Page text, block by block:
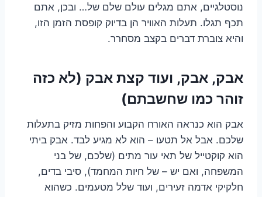
נוסטלגיים, אתם מגלים עולם שלם של… ובכן, אתם
תכף תגלו. תעלות האוויר הן בדיוק קופסת הזמן הזו,
והיא צוברת דברים בקצב מסחרר.
אבק, אבק, ועוד קצת אבק (לא כזה
זוהר כמו שחשבתם)
אבק הוא כנראה האורח הקבוע והפחות מזיק בתעלות
שלכם. אבל אל תטעו – הוא לא מגיע לבד. אבק ביתי
הוא קוקטייל של תאי עור מתים (שלכם, של בני
המשפחה, ואם יש – של חיות המחמד), סיבי בדים,
חלקיקי אדמה זעירים, ועוד שלל מטעמים. כשהוא